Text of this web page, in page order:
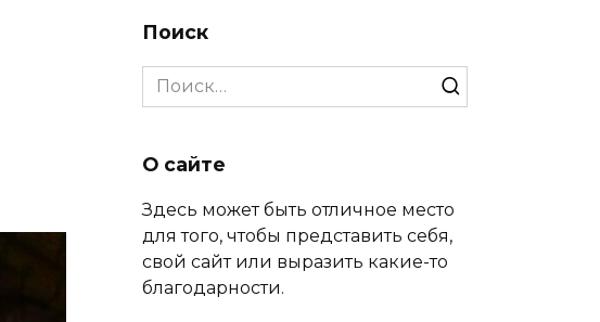
Поиск
Search
for:
О сайте
Здесь может быть отличное место
для того, чтобы представить себя,
свой сайт или выразить какие-то
благодарности.